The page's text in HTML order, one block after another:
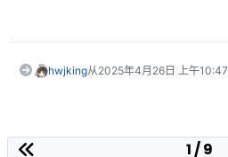
hwjking从2025年4月26日 上午10:47
1 / 9